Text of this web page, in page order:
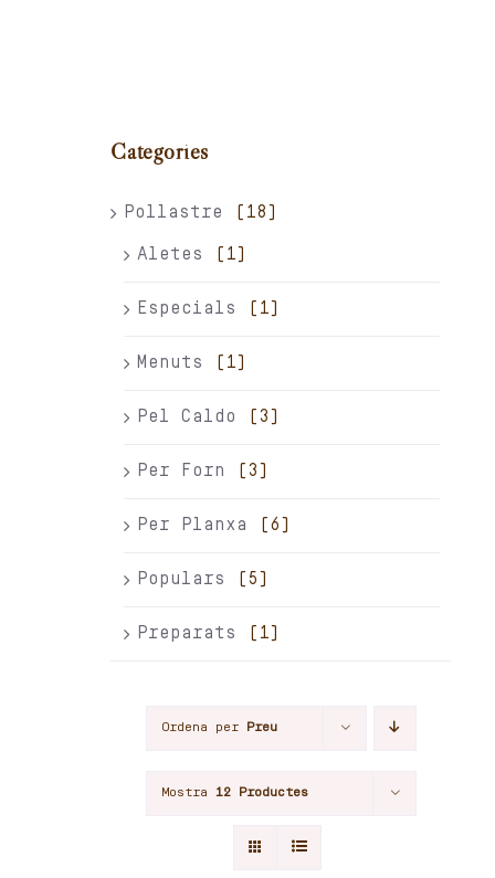
Categories
Pollastre (18)
Aletes (1)
Especials (1)
Menuts (1)
Pel Caldo (3)
Per Forn (3)
Per Planxa (6)
Populars (5)
Preparats (1)
Ordena per Preu
Mostra 12 Productes